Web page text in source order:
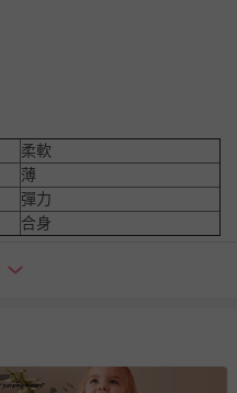
柔軟
薄
彈力
合身
25
12
26
13